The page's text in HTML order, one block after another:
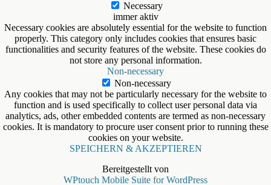
Necessary
immer aktiv
Necessary cookies are absolutely essential for the website to function
properly. This category only includes cookies that ensures basic
functionalities and security features of the website. These cookies do
not store any personal information.
Non-necessary
Non-necessary
Any cookies that may not be particularly necessary for the website to
function and is used specifically to collect user personal data via
analytics, ads, other embedded contents are termed as non-necessary
cookies. It is mandatory to procure user consent prior to running these
cookies on your website.
SPEICHERN & AKZEPTIEREN
Bereitgestellt von
WPtouch Mobile Suite for WordPress